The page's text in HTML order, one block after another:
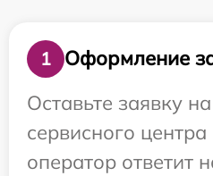
1
Оформление
Оставьте заявку
сервисного
оператор ответит